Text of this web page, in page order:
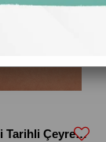
22 Ayar Yeni Tarihli Çeyrekli Dorika Toplu Kolye